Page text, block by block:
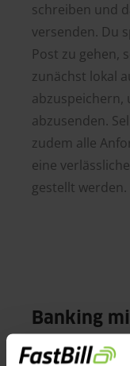
schreiben und
versenden. Du
Post zu gehen,
zunächst lokal
abzuspeichern,
abzusenden.
zudem alle
eine
gestellt werden.
Banking
Ist die letzte